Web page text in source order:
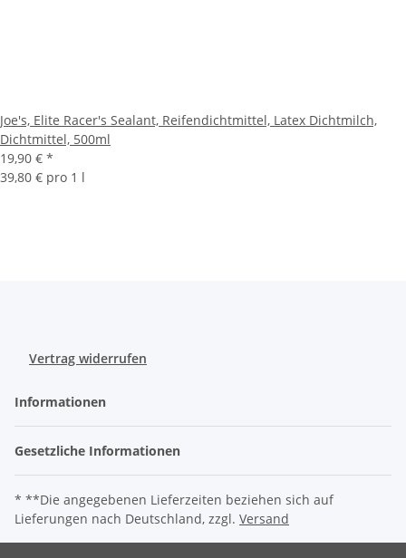
Joe's, Elite Racer's Sealant, Reifendichtmittel, Latex Dichtmilch,
Dichtmittel, 500ml
19,90 € *
39,80 € pro 1 l
Vertrag widerrufen
Informationen
Gesetzliche Informationen
* **Die angegebenen Lieferzeiten beziehen sich auf
Lieferungen nach Deutschland, zzgl. Versand